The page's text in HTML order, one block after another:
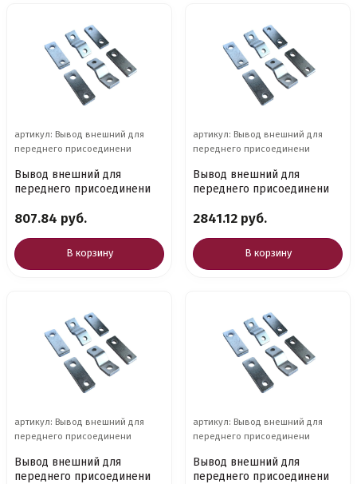
артикул: Вывод внешний для
переднего присоединени
Вывод внешний для
переднего присоединени
807.84 руб.
В корзину
артикул: Вывод внешний для
переднего присоединени
Вывод внешний для
переднего присоединени
2841.12 руб.
В корзину
артикул: Вывод внешний для
переднего присоединени
Вывод внешний для
переднего присоединени
артикул: Вывод внешний для
переднего присоединени
Вывод внешний для
переднего присоединени